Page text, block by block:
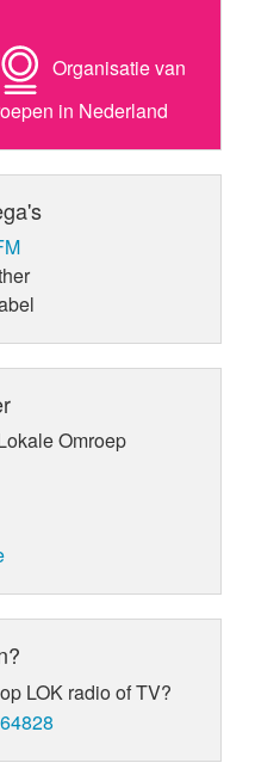
Organisatie van
in Nederland
Omroep
LOK radio of TV?